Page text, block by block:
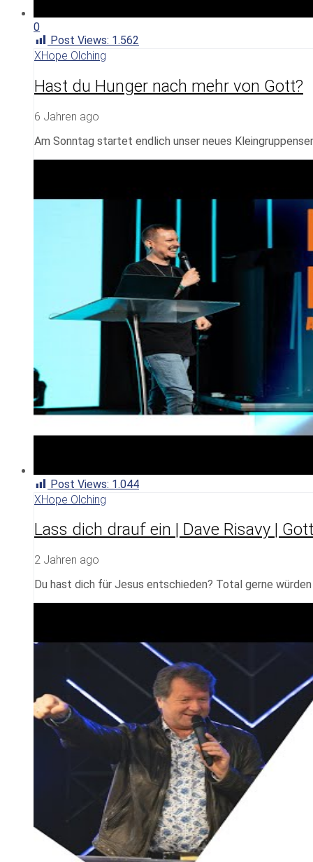
0
Post Views: 1.562
XHope Olching
Hast du Hunger nach mehr von Gott?
6 Jahren ago
Am Sonntag startet endlich unser neues
Post Views: 1.044
XHope Olching
Lass dich drauf ein | Dave Risavy |
2 Jahren ago
Du hast dich für Jesus entschieden? Total gerne